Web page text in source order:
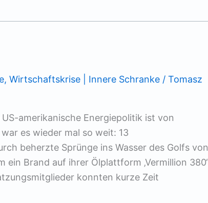
, Wirtschaftskrise | Innere Schranke / Tomasz
amerikanische Energiepolitik ist von
es wieder mal so weit: 13
beherzte Sprünge ins Wasser des Golfs von
Brand auf ihrer Ölplattform ‚Vermillion 380‘
konnten kurze Zeit